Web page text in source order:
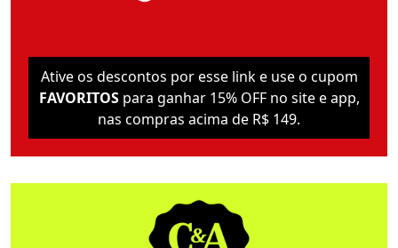
Ative os descontos por esse link e use o cupom
FAVORITOSpara ganhar 15% OFF no site e app,
nas compras acima de R$ 149.